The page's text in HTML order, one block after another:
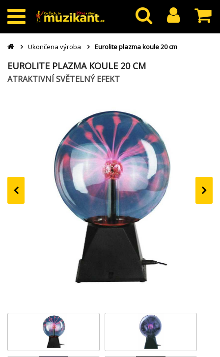
Ukončena výroba Eurolite plazma koule 20 cm
EUROLITE PLAZMA KOULE 20 CM
ATRAKTIVNÍ SVĚTELNÝ EFEKT